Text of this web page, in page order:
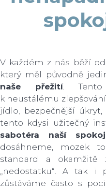
V každém z nás běží
který měl původně
naše přežití.
k neustálému
jídlo, bezpečnější
tento kdysi užitečný
sabotéra naší
dosáhneme, mozek
standard a okamžitě
„nedostatku“. A tak i
zůstáváme často s